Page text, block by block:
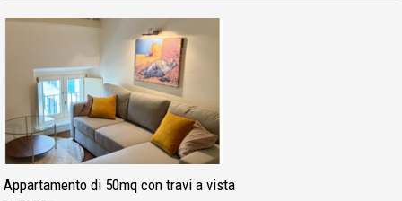
Appartamento di 50mq con travi a vista